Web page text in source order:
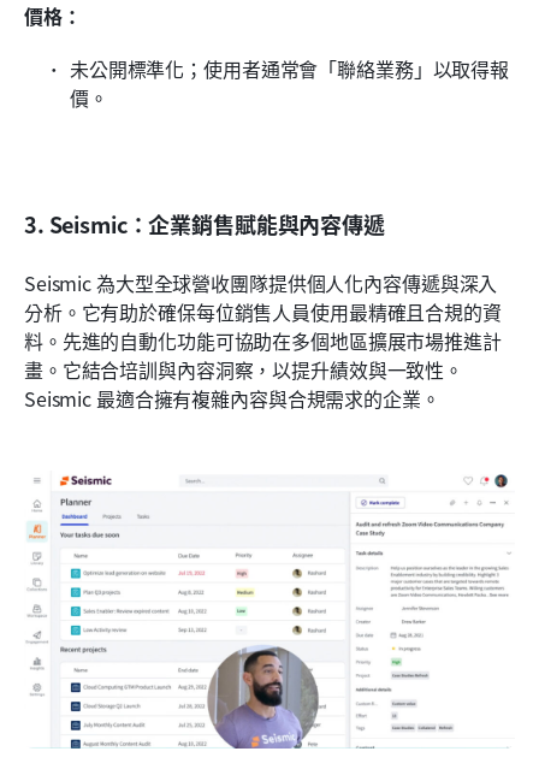
價格：
未公開標準化；使用者通常會「聯絡業務」以取得報
價。
3. Seismic：企業銷售賦能與內容傳遞
Seismic 為大型全球營收團隊提供個人化內容傳遞與深入
分析。它有助於確保每位銷售人員使用最精確且合規的資
料。先進的自動化功能可協助在多個地區擴展市場推進計
畫。它結合培訓與內容洞察，以提升績效與一致性。
Seismic 最適合擁有複雜內容與合規需求的企業。